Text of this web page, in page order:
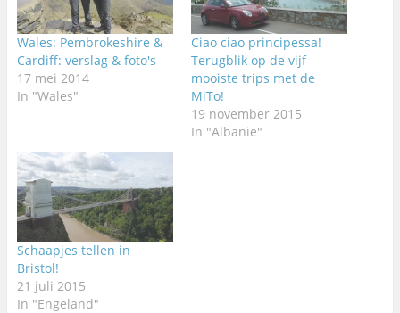
Wales: Pembrokeshire &
Cardiff: verslag & foto's
17 mei 2014
In "Wales"
Ciao ciao principessa!
Terugblik op de vijf
mooiste trips met de
MiTo!
19 november 2015
In "Albanië"
Schaapjes tellen in
Bristol!
21 juli 2015
In "Engeland"